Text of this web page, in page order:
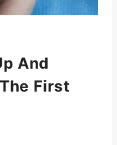
And
First